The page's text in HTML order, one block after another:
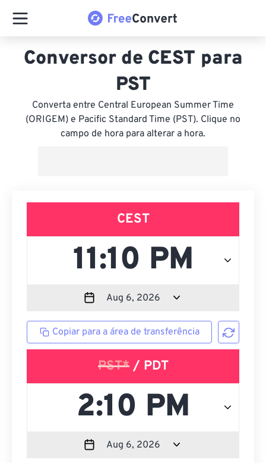
Conversor de CEST para
PST
Converta entre Central European Summer Time
(ORIGEM) e Pacific Standard Time (PST). Clique no
campo de hora para alterar a hora.
CEST
Copiar para a área de transferência
PST*/ PDT